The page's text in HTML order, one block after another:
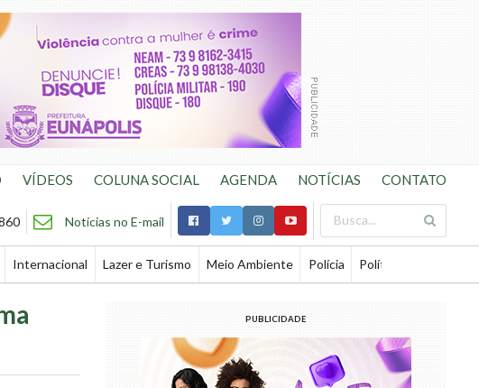
VÍDEOS COLUNA SOCIAL AGENDA NOTÍCIAS CONTATO
Notícias no E-mail
Internacional Lazer e Turismo Meio Ambiente Polícia Política
PUBLICIDADE